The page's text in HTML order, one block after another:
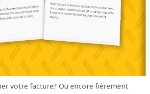
votre facture? Ou encore fièrement